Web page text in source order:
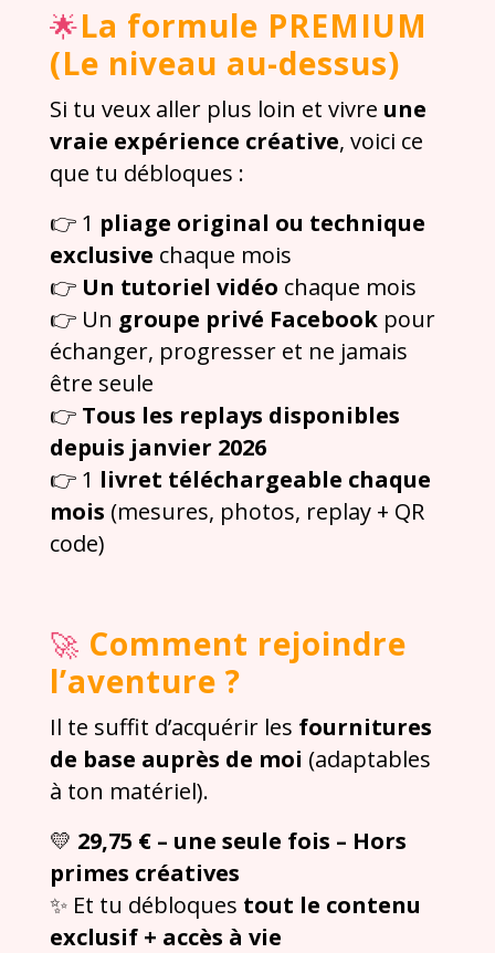
🌟La formule PREMIUM
(Le niveau au-dessus)
Si tu veux aller plus loin et vivre une
vraie expérience créative, voici ce
que tu débloques :
👉 1 pliage original ou technique
exclusive chaque mois
👉 Un tutoriel vidéo chaque mois
👉 Un groupe privé Facebookpour
échanger, progresser et ne jamais
être seule
👉 Tous les replays disponibles
depuis janvier 2026
👉 1 livret téléchargeable chaque
mois (mesures, photos, replay + QR
code)
🚀 Comment rejoindre
l’aventure ?
Il te suffit d’acquérir les fournitures
de base auprès de moi (adaptables
à ton matériel).
💛 29,75 € – une seule fois – Hors
primes créatives
✨ Et tu débloques tout le contenu
exclusif + accès à vie